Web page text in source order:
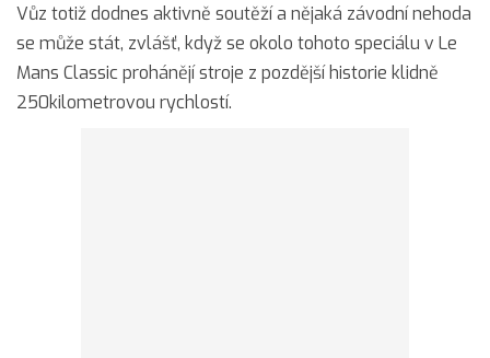
Vůz totiž dodnes aktivně soutěží a nějaká závodní nehoda
se může stát, zvlášť, když se okolo tohoto speciálu v Le
Mans Classic prohánějí stroje z pozdější historie klidně
250kilometrovou rychlostí.